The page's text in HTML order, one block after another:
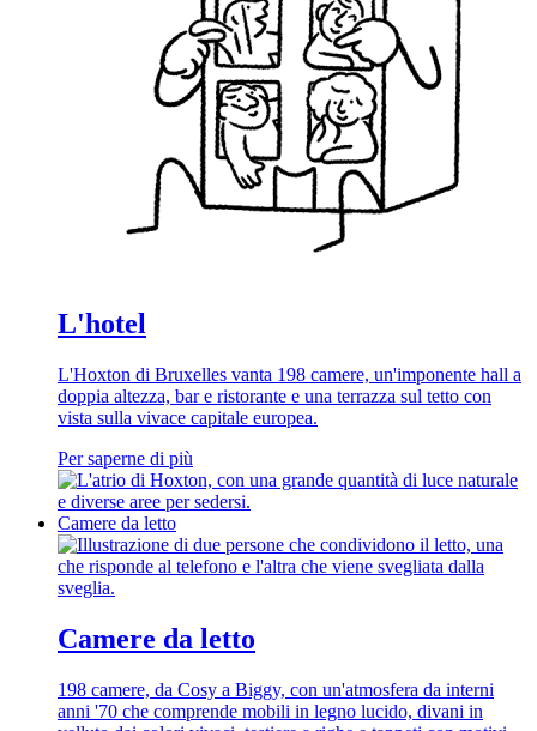
L'hotel
L'Hoxton di Bruxelles vanta 198 camere, un'imponente hall a
doppia altezza, bar e ristorante e una terrazza sul tetto con
vista sulla vivace capitale europea.
Per saperne di più
Camere da letto
Camere da letto
198 camere, da Cosy a Biggy, con un'atmosfera da interni
anni '70 che comprende mobili in legno lucido, divani in